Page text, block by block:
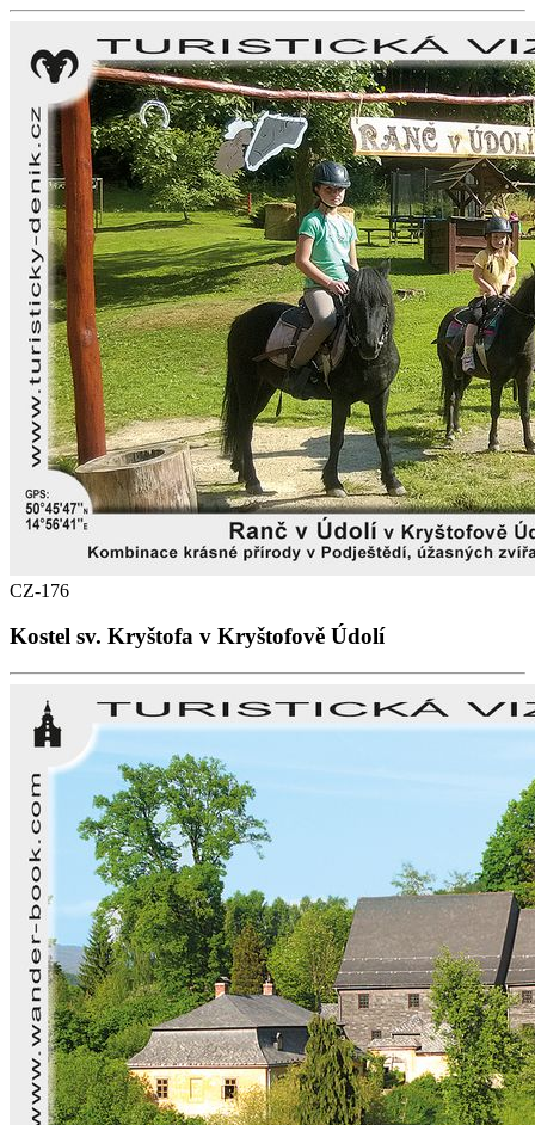
CZ-176
Kostel sv. Kryštofa v Kryštofově Údolí